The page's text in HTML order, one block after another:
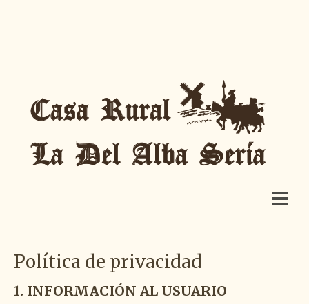
Política de privacidad
1. INFORMACIÓN AL USUARIO